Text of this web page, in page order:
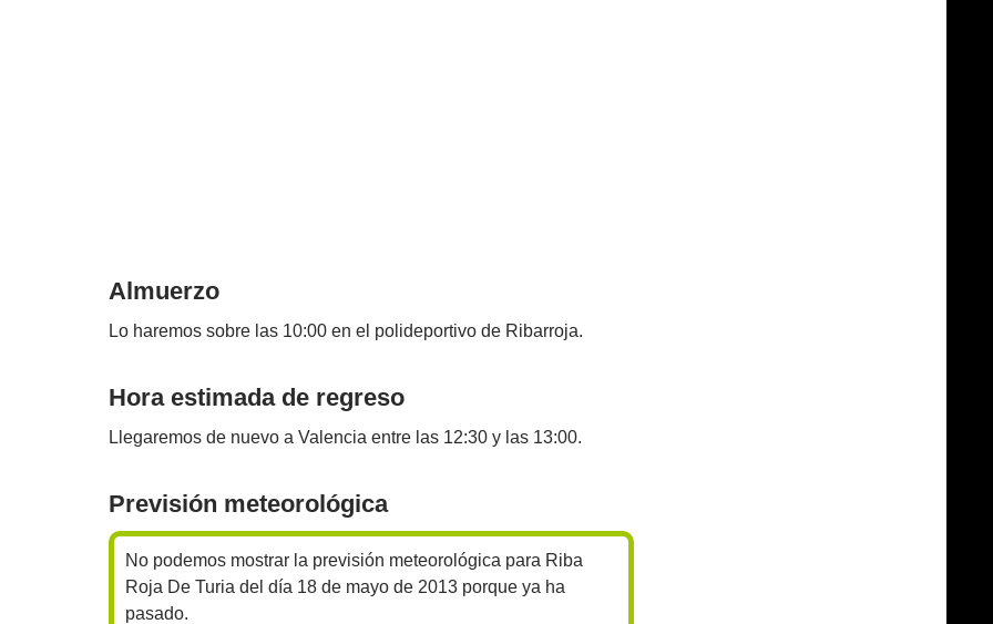
Almuerzo
Lo haremos sobre las 10:00 en el polideportivo de Ribarroja.
Hora estimada de regreso
Llegaremos de nuevo a Valencia entre las 12:30 y las 13:00.
Previsión meteorológica
No podemos mostrar la previsión meteorológica para Riba
Roja De Turia del día 18 de mayo de 2013 porque ya ha
pasado.